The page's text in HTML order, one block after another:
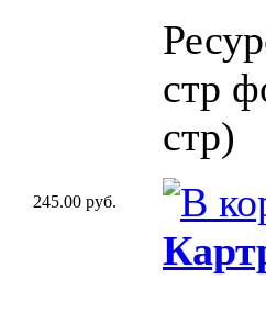
стр
стр)
245.00 руб.